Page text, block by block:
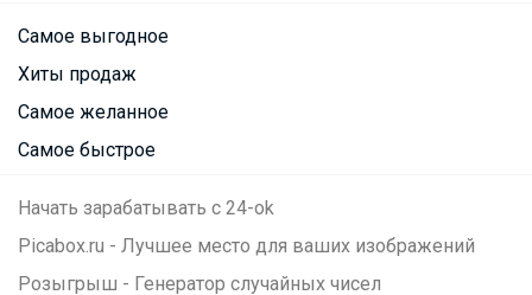
Самое выгодное
Хиты продаж
Самое желанное
Самое быстрое
Начать зарабатывать с 24-ok
Picabox.ru - Лучшее место для ваших изображений
Розыгрыш - Генератор случайных чисел